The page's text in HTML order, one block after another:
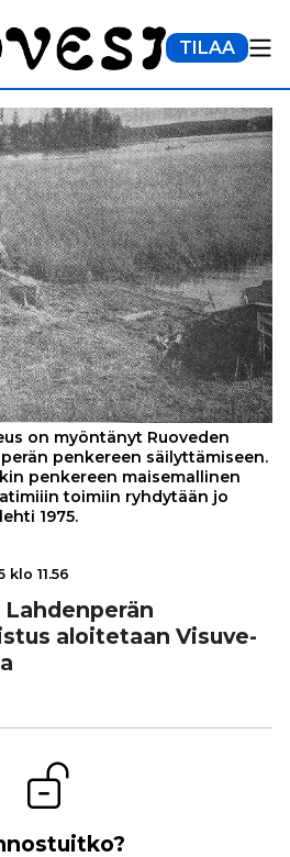
TILAA
on myöntänyt Ruoveden
penkereen säilyttämiseen.
penkereen maisemallinen
toimiin ryhdytään jo
1975.
klo 11.56
aloi­te­taan Visu­ve­